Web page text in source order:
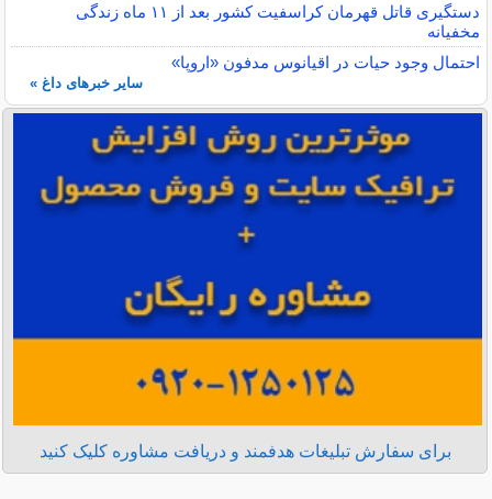
دستگیری قاتل قهرمان کراسفیت کشور بعد از ۱۱ ماه زندگی
مخفیانه
احتمال وجود حیات در اقیانوس مدفون «اروپا»
سایر خبرهای داغ »
برای سفارش تبلیغات هدفمند و دریافت مشاوره کلیک کنید